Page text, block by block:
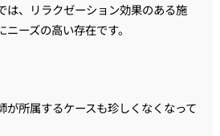
は、リラクゼーション効果のある施
ーズの高い存在です。
が所属するケースも珍しくなくなって